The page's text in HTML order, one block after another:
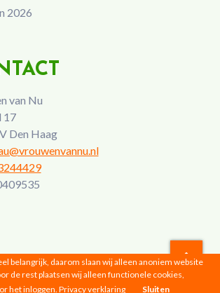
2026
van Nu
17
Den Haag
van Nu © 2026 |Privacyverklaring
belangrijk, daarom slaan wij alleen anoniem website
de rest plaatsen wij alleen functionele cookies,
het inloggen. Privacy verklaring Sluiten